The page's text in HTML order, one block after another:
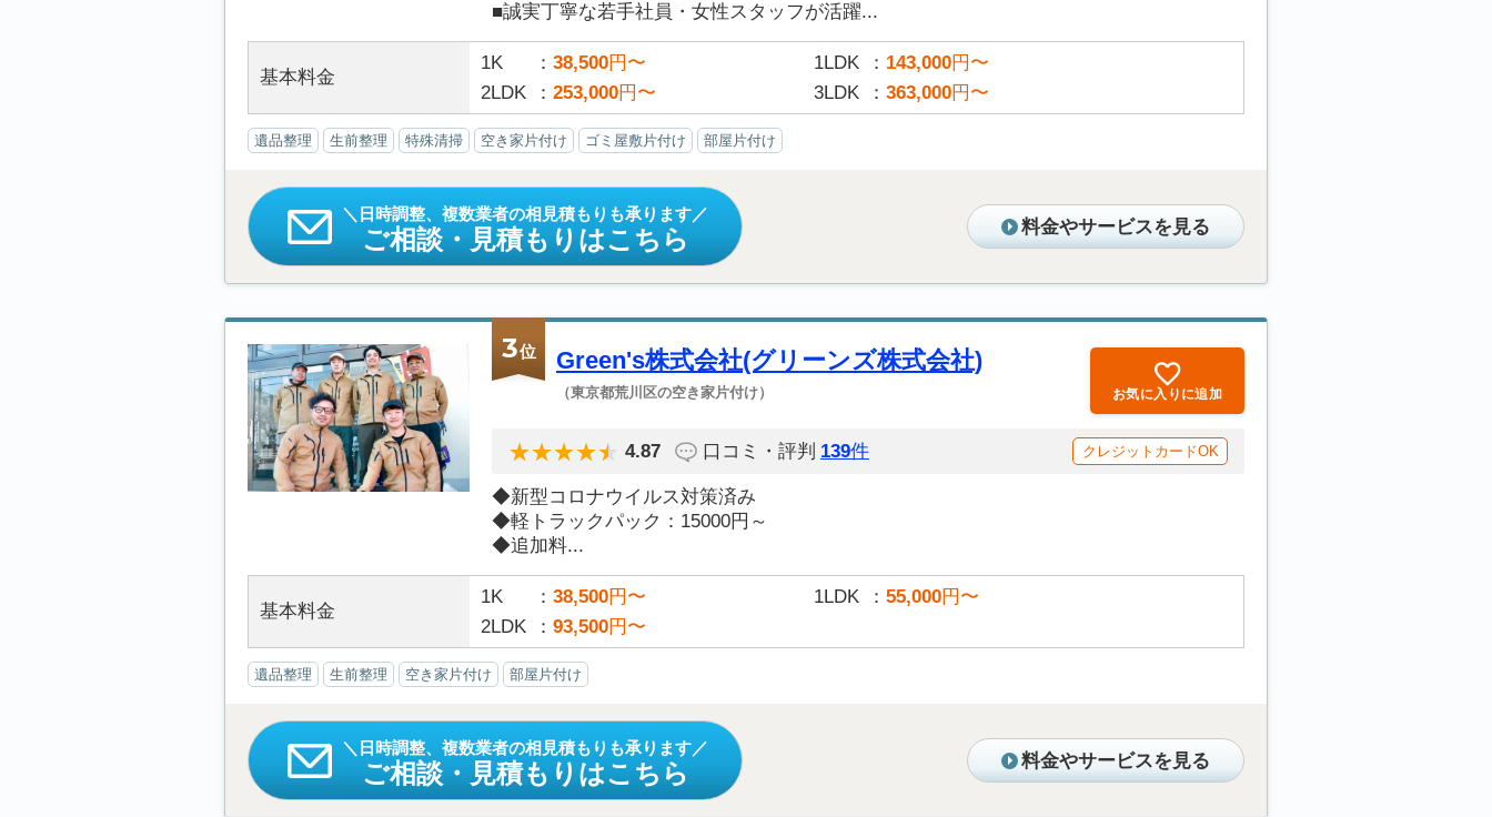
■誠実丁寧な若手社員・女性スタッフが活躍...
基本料金
1K 38,500円〜 1LDK 143,000円〜
2LDK
253,000円〜 3LDK 363,000円〜
遺品整理 生前整理 特殊清掃 空き家片付け ゴミ屋敷片付け 部屋片付け
日時調整、複数業者の相見積もりも承ります
ご相談・見積もりはこちら 料金やサービスを見る
3位 Green's株式会社(グリーンズ株式会社)
（東京都荒川区の空き家片付け） お気に入りに追加
4.87 口コミ・評判 139件 クレジットカードOK
◆新型コロナウイルス対策済み
◆軽トラックパック：15000円～
◆追加料...
基本料金
1K 38,500円〜 1LDK 55,000円〜
2LDK
93,500円〜
遺品整理 生前整理 空き家片付け 部屋片付け
日時調整、複数業者の相見積もりも承ります
ご相談・見積もりはこちら 料金やサービスを見る